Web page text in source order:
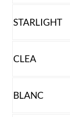
STARLIGHT
CLEA
BLANC